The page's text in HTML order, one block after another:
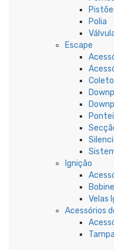
Polia
Escape
Ignição
Velas
Acessórios